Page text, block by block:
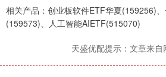
相关产品：创业板软件ETF华夏(159256)
(159573)、人工智能AIETF(515070)
天盛优配提示：文章来自